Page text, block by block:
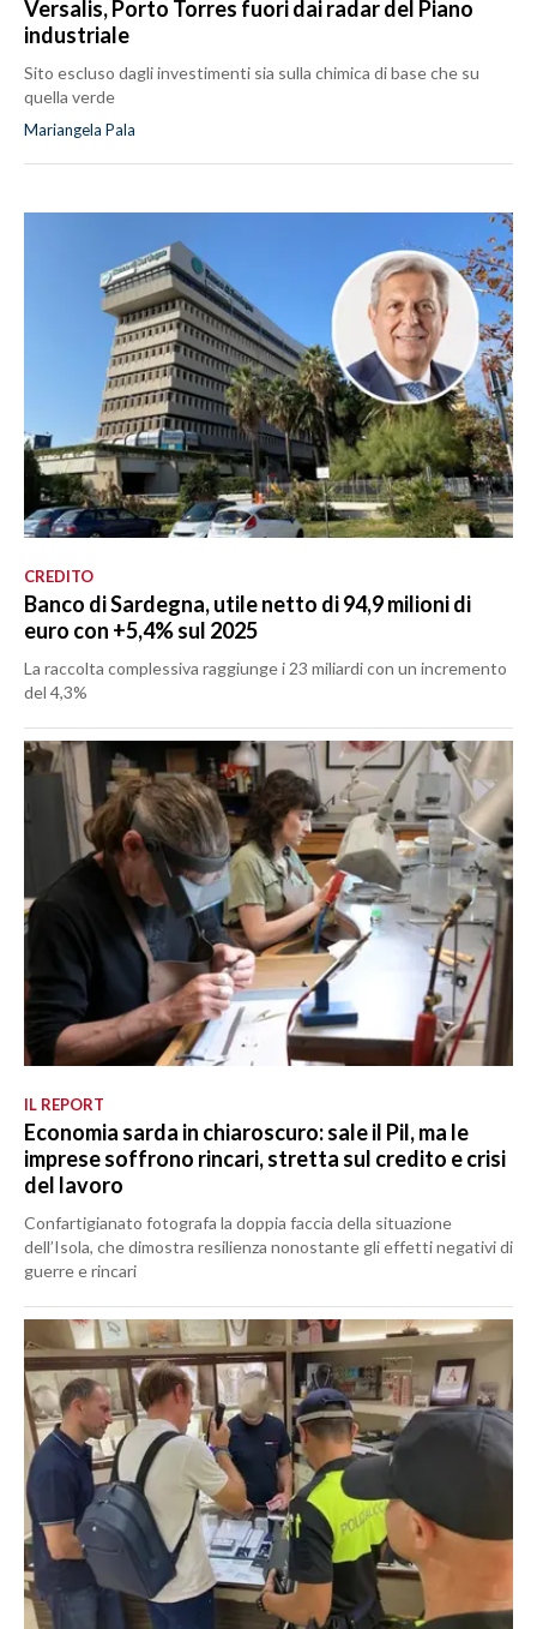
Versalis, Porto Torres fuori dai radar del Piano
industriale
Sito escluso dagli investimenti sia sulla chimica di base che su
quella verde
Mariangela Pala
CREDITO
Banco di Sardegna, utile netto di 94,9 milioni di
euro con +5,4% sul 2025
La raccolta complessiva raggiunge i 23 miliardi con un incremento
del 4,3%
IL REPORT
Economia sarda in chiaroscuro: sale il Pil, ma le
imprese soffrono rincari, stretta sul credito e crisi
del lavoro
Confartigianato fotografa la doppia faccia della situazione
dell’Isola, che dimostra resilienza nonostante gli effetti negativi di
guerre e rincari